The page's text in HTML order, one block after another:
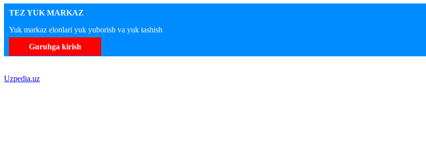
TEZ YUK MARKAZ
Yuk markaz elonlari yuk yuborish va yuk tashish
Guruhga kirish
Uzpedia.uz